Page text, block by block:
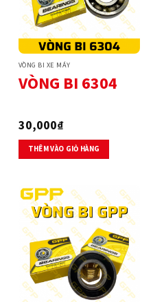
VÒNG BI XE MÁY
VÒNG BI 6304
30,000₫
THÊM VÀO GIỎ HÀNG